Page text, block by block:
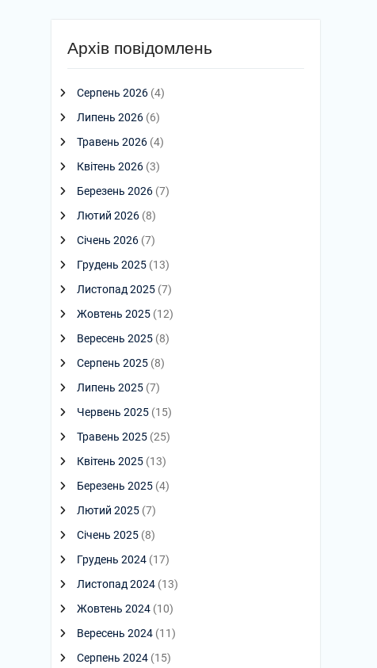
Архів повідомлень
Серпень 2026 (4)
Липень 2026 (6)
Травень 2026 (4)
Квітень 2026 (3)
Березень 2026 (7)
Лютий 2026 (8)
Січень 2026 (7)
Грудень 2025 (13)
Листопад 2025 (7)
Жовтень 2025 (12)
Вересень 2025 (8)
Серпень 2025 (8)
Липень 2025 (7)
Червень 2025 (15)
Травень 2025 (25)
Квітень 2025 (13)
Березень 2025 (4)
Лютий 2025 (7)
Січень 2025 (8)
Грудень 2024 (17)
Листопад 2024 (13)
Жовтень 2024 (10)
Вересень 2024 (11)
Серпень 2024 (15)